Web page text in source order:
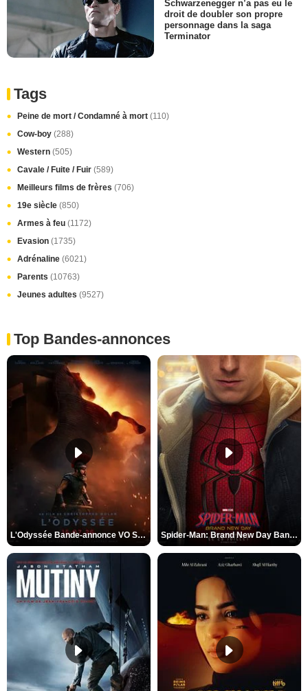
Schwarzenegger n’a pas eu le
droit de doubler son propre
personnage dans la saga
Terminator
Tags
Peine de mort / Condamné à mort (110)
Cow-boy (288)
Western (505)
Cavale / Fuite / Fuir (589)
Meilleurs films de frères (706)
19e siècle (850)
Armes à feu (1172)
Evasion (1735)
Adrénaline (6021)
Parents (10763)
Jeunes adultes (9527)
Top Bandes-annonces
L'Odyssée Bande-annonce VO STFR Spider-Man: Brand New Day Bande-annonce VO STFR